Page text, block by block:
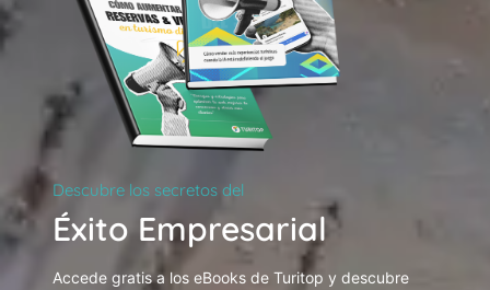
Descubre los secretos del
Éxito Empresarial
Accede gratis a los eBooks de Turitop y descubre